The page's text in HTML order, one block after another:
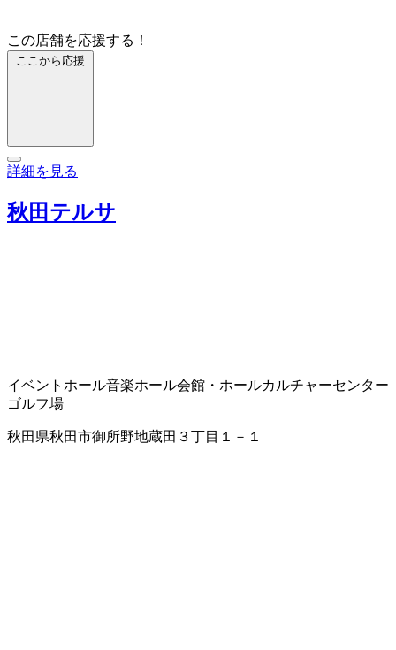
この店舗を応援する！
ここから応援
詳細を見る
秋田テルサ
イベントホール音楽ホール会館・ホールカルチャーセンター
ゴルフ場
秋田県秋田市御所野地蔵田３丁目１－１